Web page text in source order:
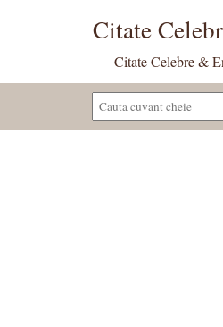
Citate
Citate Celebre &